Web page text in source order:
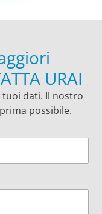
URAI
dati. Il nostro
possibile.